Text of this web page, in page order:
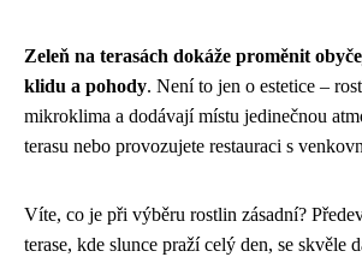
Zeleň na terasách dokáže proměnit
klidu a pohody. Není to jen o estetice –
mikroklima a dodávají místu jedinečnou
terasu nebo provozujete restauraci s
Víte, co je při výběru rostlin zásadní?
terase, kde slunce praží celý den, se skvěle